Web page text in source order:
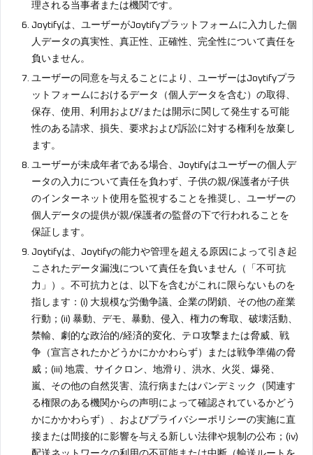
理される当事者または機関です。
Joytifyは、ユーザーがJoytifyプラットフォームに入力した個
人データの真実性、真正性、正確性、完全性について責任を
負いません。
ユーザーの同意を与えることにより、ユーザーはJoytifyプラ
ットフォームにおけるデータ（個人データを含む）の取得、
保存、使用、利用および/または開示に関して発生する可能
性のある請求、損失、要求および訴訟に対する権利を放棄し
ます。
ユーザーが未成年者である場合、Joytifyはユーザーの個人デ
ータの入力について責任を負わず、子供の親/保護者が子供
のインターネット使用を監視することを推奨し、ユーザーの
個人データの提供が親/保護者の監督の下で行われることを
保証します。
Joytifyは、Joytifyの能力や管理を超える原因によって引き起
こされたデータ漏洩について責任を負いません（「不可抗
力」）。不可抗力とは、以下を含むがこれに限らないものを
指します：(i) 大規模な労働争議、企業の閉鎖、その他の産業
行動；(ii) 暴動、デモ、暴動、侵入、権力の奪取、破壊活動、
禁輸、劇的な政治的/経済的変化、テロ攻撃または脅威、戦
争（宣言されたかどうかにかかわらず）または戦争準備の脅
威；(iii) 地震、サイクロン、地滑り、洪水、火災、爆発、
嵐、その他の自然災害、流行病またはパンデミック（関連す
る権限のある機関からの声明によって確認されているかどう
かにかかわらず）、およびプライバシーポリシーの実施に直
接または間接的に影響を与える新しい法律や規制の公布；(iv)